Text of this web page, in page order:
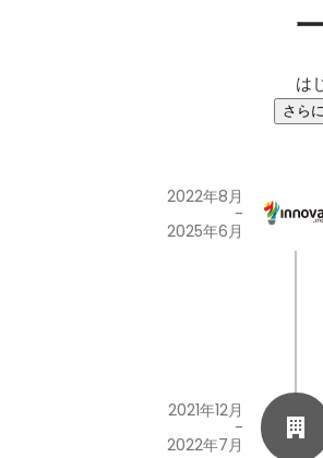
は
さら
2022年8月
-
2025年6月
2021年12月
-
2022年7月